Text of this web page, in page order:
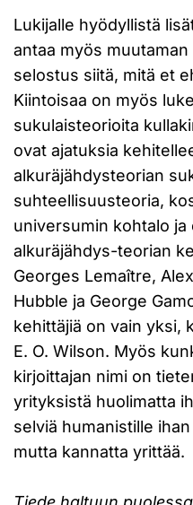
Lukijalle hyödyllistä
antaa myös
selostus siitä, mitä et
Kiintoisaa on myös
sukulaisteorioita
ovat ajatuksia
alkuräjähdysteorian
suhteellisuusteoria,
universumin kohtalo
alkuräjähdys-teorian
Georges Lemaître,
Hubble ja George
kehittäjiä on vain yksi,
E. O. Wilson. Myös
kirjoittajan nimi on
yrityksistä huolimatta
selviä humanistille
mutta kannatta yrittää.